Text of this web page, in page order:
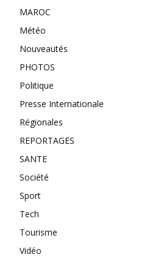
MAROC
Météo
Nouveautés
PHOTOS
Politique
Presse Internationale
Régionales
REPORTAGES
SANTE
Société
Sport
Tech
Tourisme
Vidéo